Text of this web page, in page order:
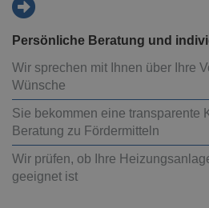
Persönliche Beratung und
Wir sprechen mit Ihnen über Ihre
Wünsche
Sie bekommen eine transparente
Beratung zu Fördermitteln
Wir prüfen, ob Ihre
geeignet ist